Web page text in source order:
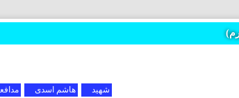
چهارمحال و بختیاری
شهید هاشم اسدی